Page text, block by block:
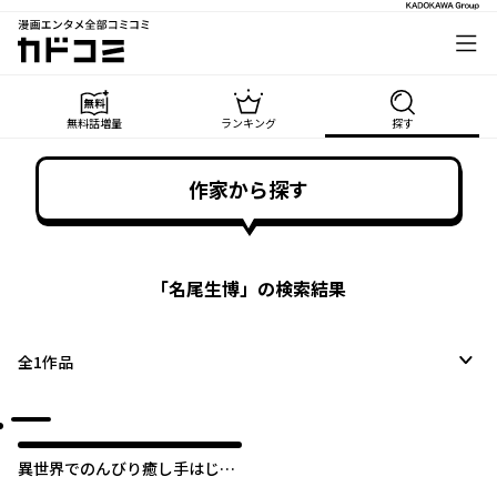
漫画エンタメ全部コミコミ
カドコミ
無料話増量 ランキング 探す
作家から探す
「名尾生博」の検索結果
全1作品
異世界でのんびり癒し手はじめ